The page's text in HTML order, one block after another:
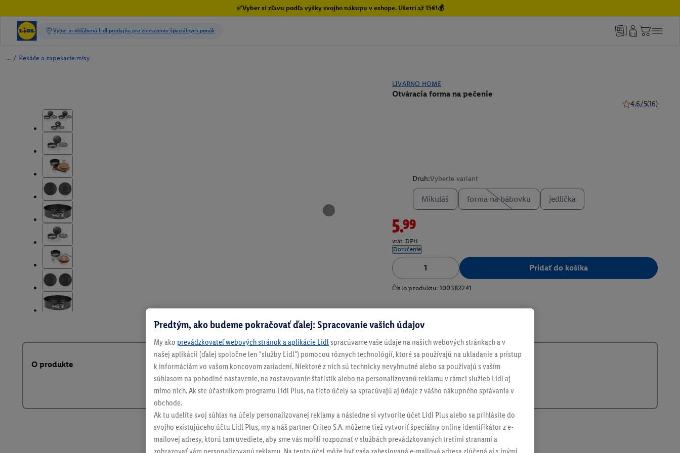
✅Vyber si zľavu podľa výšky svojho nákupu v eshope. Ušetri až 15€!💰
/ Pekáče a zapekacie misy
LIVARNO HOME
Otváracia forma na pečenie
4.6/5(16)
Druh:Vyberte variant
Mikuláš forma na bábovku jedlička
5.99
vrát. DPH
Doručenie
Pridať do košíka
Číslo produktu: 100382241
O produkte
Predtým, ako budeme pokračovať ďalej: Spracovanie vašich údajov
My ako prevádzkovateľ webových stránok a aplikácie Lidl spracúvame vaše údaje na našich webových stránkach a v
našej aplikácii (ďalej spoločne len "služby Lidl") pomocou rôznych technológií, ktoré sa používajú na ukladanie a prístup
k informáciám vo vašom koncovom zariadení. Niektoré z nich sú technicky nevyhnutné alebo sa používajú s vaším
súhlasom na pohodlné nastavenie, na zostavovanie štatistík alebo na personalizovanú reklamu v rámci služieb Lidl aj
mimo nich. Ak ste účastníkom programu Lidl Plus, na tieto účely sa spracúvajú aj údaje z vášho nákupného správania v
obchode.
Ak tu udelíte svoj súhlas na účely personalizovanej reklamy a následne si vytvoríte účet Lidl Plus alebo sa prihlásite do
svojho existujúceho účtu Lidl Plus, my a náš partner Criteo S.A. môžeme tiež vytvoriť špeciálny online identifikátor z e-
mailovej adresy, ktorú tam uvediete, aby sme vás mohli rozpoznať v službách prevádzkovaných tretími stranami a